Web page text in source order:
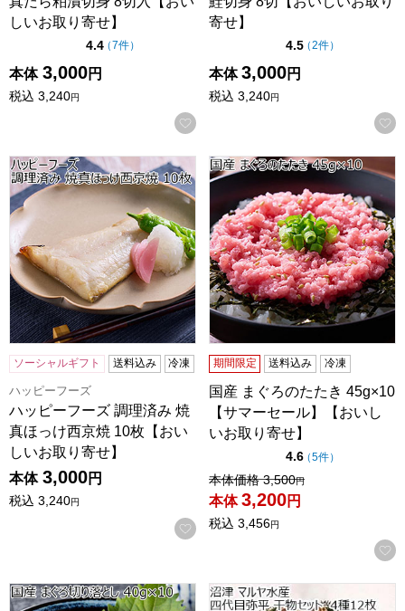
しいお取り寄せ】
4.4点（5点満点中）
（7件の評価
）
本体 3,000円
税込 3,240円
お気に入りに登録する
寄せ】
4.5点（5点満点中）
（2件の評価
）
本体 3,000円
税込 3,240円
ハッピーフーズ 調理済み 焼真ほっけ西京焼 10枚【おいしい
ソーシャルギフト 送料込み 冷凍
ハッピーフーズ
ハッピーフーズ 調理済み 焼
真ほっけ西京焼 10枚【おい
しいお取り寄せ】
本体 3,000円
税込 3,240円
お気に入りに登録する
国産 まぐろのたたき 45g×10
期間限定 送料込み 冷凍
国産 まぐろのたたき 45g×10
【サマーセール】【おいし
いお取り寄せ】
4.6点（5点満点中）
（5件の評価
）
値引き前の価格：
本体価格 3,500円
本体 3,200円
税込 3,456円
国産 まぐろ切り落とし 40g×10【サマーセール】【おいしい
沼津 マルヤ水産 四代目弥平